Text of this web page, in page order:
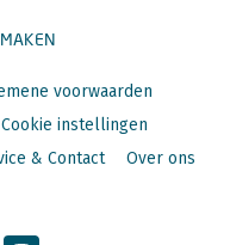
voorwaarden
Cookie instellingen
& Contact Over ons